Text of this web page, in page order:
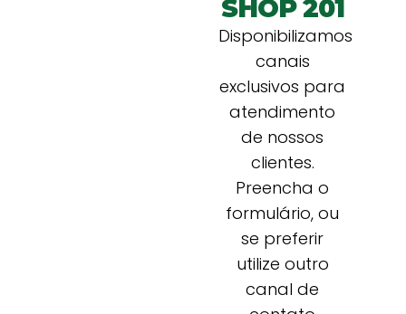
SHOP 201
Disponibilizamos
canais
exclusivos para
atendimento
de nossos
clientes.
Preencha o
formulário, ou
se preferir
utilize outro
canal de